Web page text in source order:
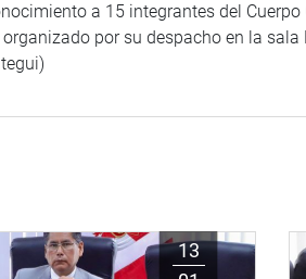
a 15 integrantes del
por su despacho en la
13